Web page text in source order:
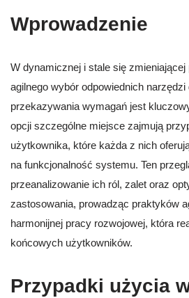
Wprowadzenie
W dynamicznej i stale się
agilnego wybór odpowiednich
przekazywania wymagań jest
opcji szczególne miejsce zajmują
użytkownika, które każda z nich
na funkcjonalność systemu. Ten
przeanalizowanie ich ról, zalet oraz
zastosowania, prowadząc praktyków
harmonijnej pracy rozwojowej, która
końcowych użytkowników.
Przypadki użycia